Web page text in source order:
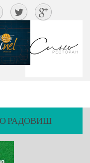
РАДОВИШ